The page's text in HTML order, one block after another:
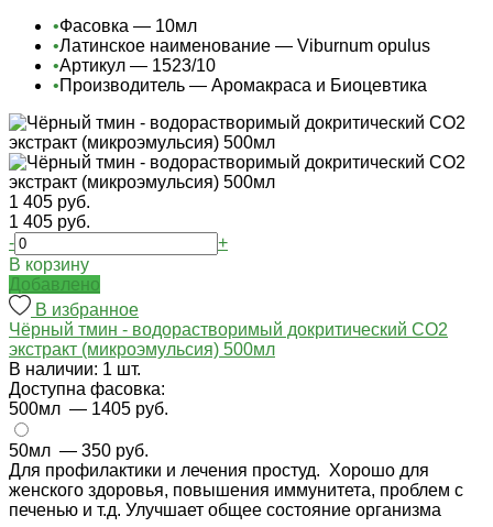
•Фасовка — 10мл
•Латинское наименование — Viburnum opulus
•Артикул — 1523/10
•Производитель — Аромакраса и Биоцевтика
1 405 руб.
1 405 руб.
-
+
В корзину
Добавлено
В избранное
Чёрный тмин - водорастворимый докритический СО2
экстракт (микроэмульсия) 500мл
В наличии: 1 шт.
Доступна фасовка:
500мл — 1405 руб.
50мл — 350 руб.
Для профилактики и лечения простуд. Хорошо для
женского здоровья, повышения иммунитета, проблем с
печенью и т.д. Улучшает общее состояние организма